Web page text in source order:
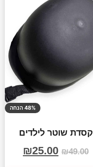
48% הנחה
קסדת שוטר לילדים
₪49.00
₪25.00